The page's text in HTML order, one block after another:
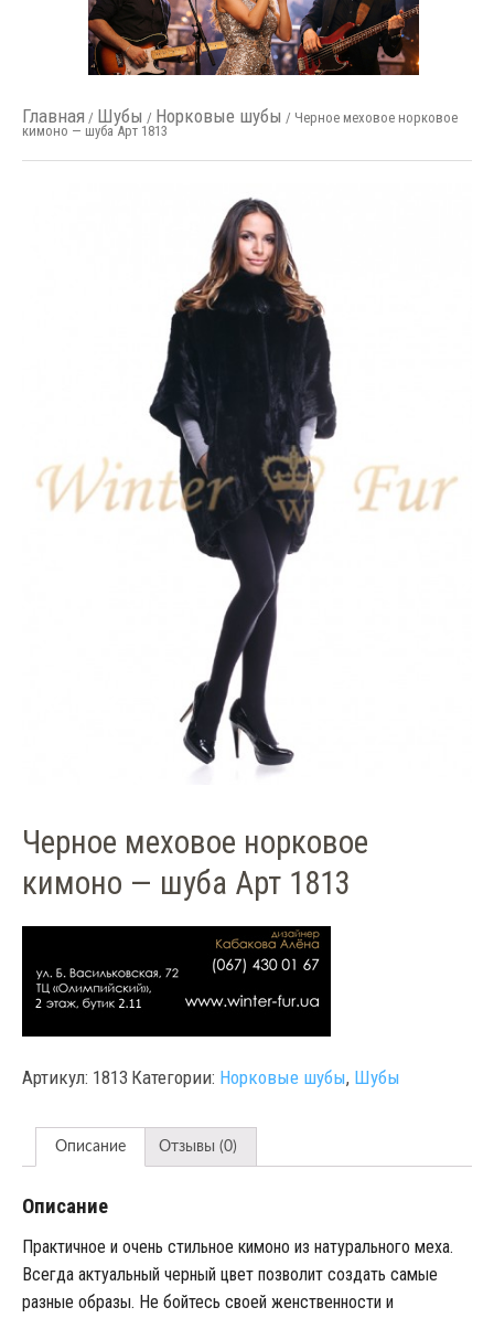
Главная / Шубы / Норковые шубы / Черное меховое норковое
кимоно — шуба Арт 1813
Черное меховое норковое
кимоно — шуба Арт 1813
Артикул: 1813 Категории: Норковые шубы, Шубы
Описание Отзывы (0)
Описание
Практичное и очень стильное кимоно из натурального меха.
Всегда актуальный черный цвет позволит создать самые
разные образы. Не бойтесь своей женственности и